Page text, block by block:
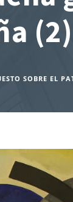
(2)
SOBRE EL